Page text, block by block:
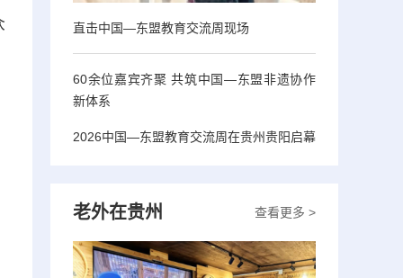
直击中国—东盟教育交流周现场
60余位嘉宾齐聚 共筑中国—东盟非遗协作
新体系
2026中国—东盟教育交流周在贵州贵阳启幕
查看更多 >
老外在贵州